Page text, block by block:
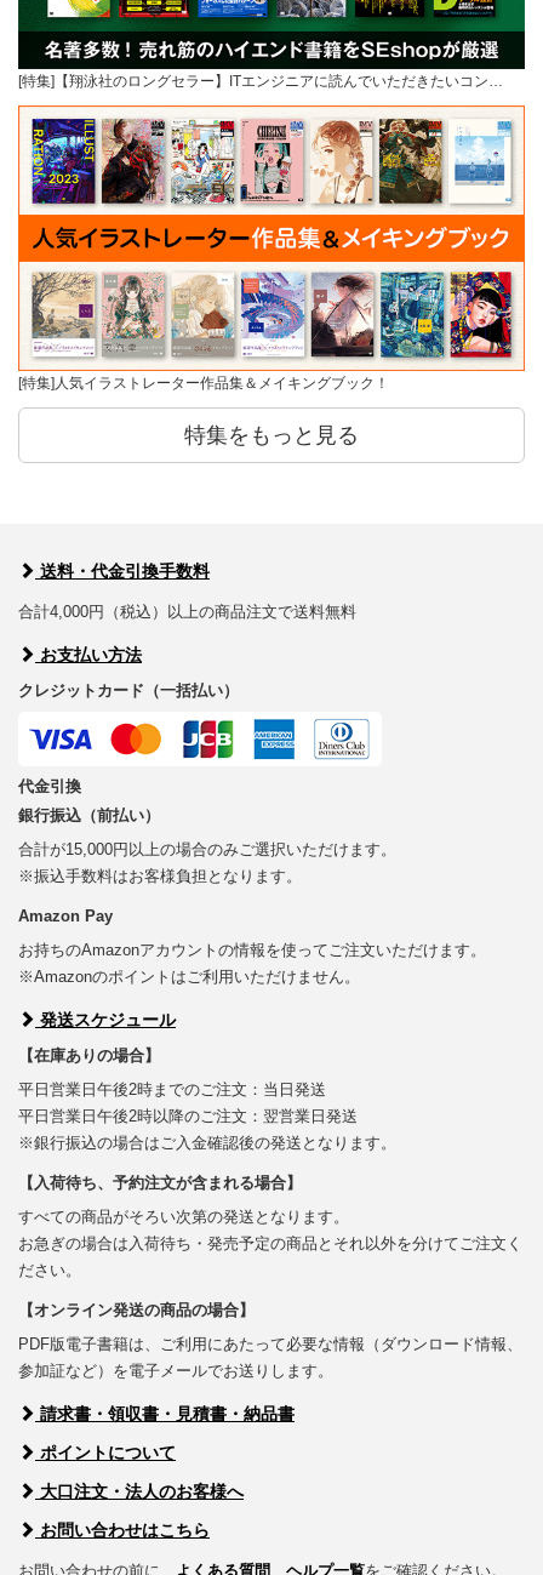
[特集]【翔泳社のロングセラー】ITエンジニアに読んでいただきたいコン…
[特集]人気イラストレーター作品集＆メイキングブック！
特集をもっと見る
送料・代金引換手数料
合計4,000円（税込）以上の商品注文で送料無料
お支払い方法
クレジットカード（一括払い）
代金引換
銀行振込（前払い）
合計が15,000円以上の場合のみご選択いただけます。
※振込手数料はお客様負担となります。
Amazon Pay
お持ちのAmazonアカウントの情報を使ってご注文いただけます。
※Amazonのポイントはご利用いただけません。
発送スケジュール
【在庫ありの場合】
平日営業日午後2時までのご注文：当日発送
平日営業日午後2時以降のご注文：翌営業日発送
※銀行振込の場合はご入金確認後の発送となります。
【入荷待ち、予約注文が含まれる場合】
すべての商品がそろい次第の発送となります。
お急ぎの場合は入荷待ち・発売予定の商品とそれ以外を分けてご注文く
ださい。
【オンライン発送の商品の場合】
PDF版電子書籍は、ご利用にあたって必要な情報（ダウンロード情報、
参加証など）を電子メールでお送りします。
請求書・領収書・見積書・納品書
ポイントについて
大口注文・法人のお客様へ
お問い合わせはこちら
お問い合わせの前に、 よくある質問 ヘルプ一覧をご確認ください。